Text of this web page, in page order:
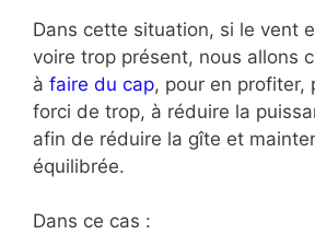
Dans cette situation, si le vent
voire trop présent, nous allons
à faire du cap, pour en profiter,
forci de trop, à réduire la
afin de réduire la gîte et
équilibrée.
Dans ce cas :